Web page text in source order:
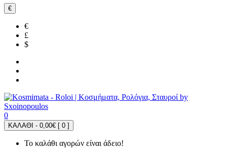
€
€
£
$
0
ΚΑΛΑΘΙ - 0,00€ [ 0 ]
Το καλάθι αγορών είναι άδειο!